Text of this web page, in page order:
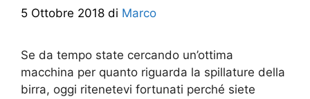
5 Ottobre 2018 di Marco
Se da tempo state cercando un’ottima
macchina per quanto riguarda la spillature della
birra, oggi ritenetevi fortunati perché siete